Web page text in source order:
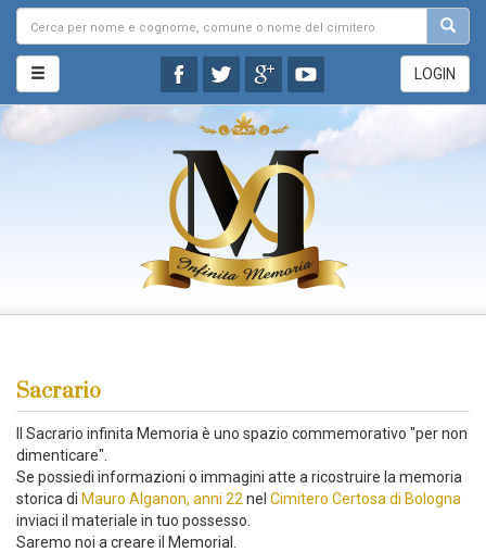
LOGIN
Sacrario
Il Sacrario infinita Memoria è uno spazio commemorativo "per non
dimenticare".
Se possiedi informazioni o immagini atte a ricostruire la memoria
storica di Mauro Alganon, anni 22 nel Cimitero Certosa di Bologna
inviaci il materiale in tuo possesso.
Saremo noi a creare il Memorial.